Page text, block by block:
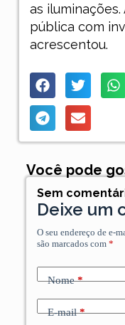
as
pública com
acrescentou.
Você pode
Sem
Deixe um
O seu endereço de e-
são marcados com *
Nome*
E-mail*